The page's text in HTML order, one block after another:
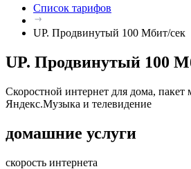
Список тарифов
UP. Продвинутый 100 Мбит/сек
UP. Продвинутый 100
Скоростной интернет для дома, пакет
Яндекс.Музыка и телевидение
домашние услуги
скорость интернета